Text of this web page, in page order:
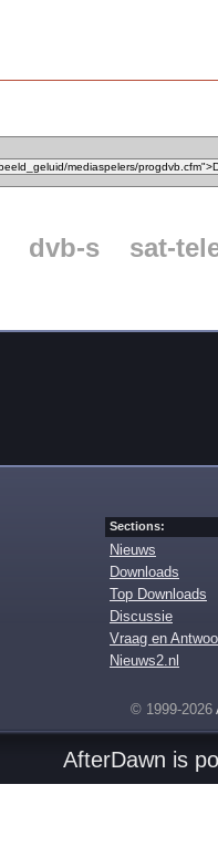
dvb-s
sat-
Sections:
Nieuws
Downloads
Top Downloads
Discussie
Vraag en
Nieuws2.nl
© 1999-2026
AfterDawn is